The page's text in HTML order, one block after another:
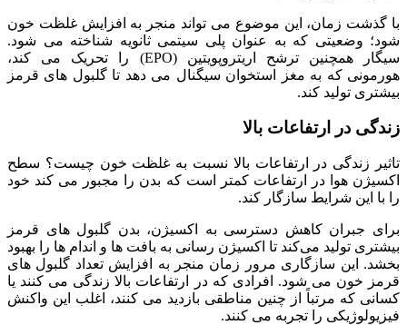
با گذشت زمان، این موضوع‌ می‌ تواند منجر به افزایش غلظت خون
شود؛ وضعیتی که به عنوان پلی سیتمی ثانویه شناخته‌ می‌ شود.
سیگار همچنین ترشح اریتروپویتین (EPO) را تحریک‌ می‌ کند،
هورمونی که به مغز استخوان سیگنال‌ می‌ دهد تا گلبول‌ های قرمز
بیشتری تولید کند.
زندگی در ارتفاعات بالا
تاثیر زندگی در ارتفاعات بالا نسبت به غلظت خون چیست؟ سطح
اکسیژن هوا در ارتفاعات کمتر است که بدن را مجبور می‌ کند خود
را با این شرایط سازگار کند.
برای جبران کاهش دسترسی به اکسیژن، بدن گلبول‌ های قرمز
بیشتری تولید می‌کند تا اکسیژن رسانی به بافت‌ ها و اندام‌ ها را بهبود
بخشد. این سازگاری مرور زمان منجر به افزایش تعداد گلبول‌ های
قرمز خون‌ می‌ شود. افرادی که در ارتفاعات بالا زندگی‌ می‌ کنند یا
کسانی که مرتباً از چنین مناطقی بازدید می‌ کنند، اغلب این واکنش
فیزیولوژیکی را تجربه‌ می‌ کنند.